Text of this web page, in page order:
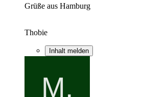
Grüße aus Hamburg
Thobie
Inhalt melden